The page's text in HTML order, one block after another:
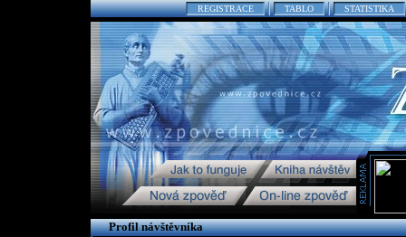
REGISTRACE TABLO STATISTIKA
Profil návštěvníka